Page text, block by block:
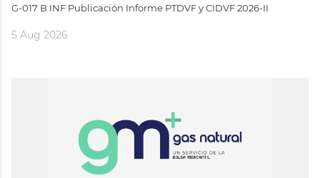
G-017 B INF Publicación Informe PTDVF y CIDVF 2026-II
5 Aug 2026